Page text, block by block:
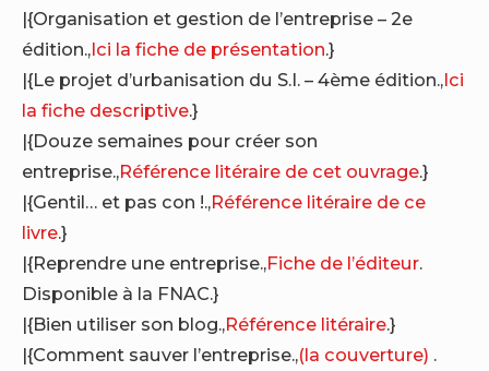
|{Organisation et gestion de l’entreprise – 2e
édition.,Ici la fiche de présentation.}
|{Le projet d’urbanisation du S.I. – 4ème édition.,Ici
la fiche descriptive.}
|{Douze semaines pour créer son
entreprise.,Référence litéraire de cet ouvrage.}
|{Gentil… et pas con !.,Référence litéraire de ce
livre.}
|{Reprendre une entreprise.,Fiche de l’éditeur.
Disponible à la FNAC.}
|{Bien utiliser son blog.,Référence litéraire.}
|{Comment sauver l’entreprise.,(la couverture) .